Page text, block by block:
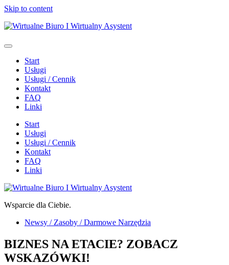
Skip to content
Start
Usługi
Usługi / Cennik
Kontakt
FAQ
Linki
Start
Usługi
Usługi / Cennik
Kontakt
FAQ
Linki
Wsparcie dla Ciebie.
Newsy / Zasoby / Darmowe Narzędzia
BIZNES NA ETACIE? ZOBACZ
WSKAZÓWKI!